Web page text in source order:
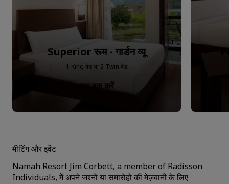
Superior रूम - गार्डन व्यू
1 King बेड या 2 Twin बेड
रूम बुक करें
मीटिंग और इवेंट
Namah Resort Jim Corbett, a member of Radisson
Individuals, में अपने जश्नों या समारोहों की मेज़बानी के लिए